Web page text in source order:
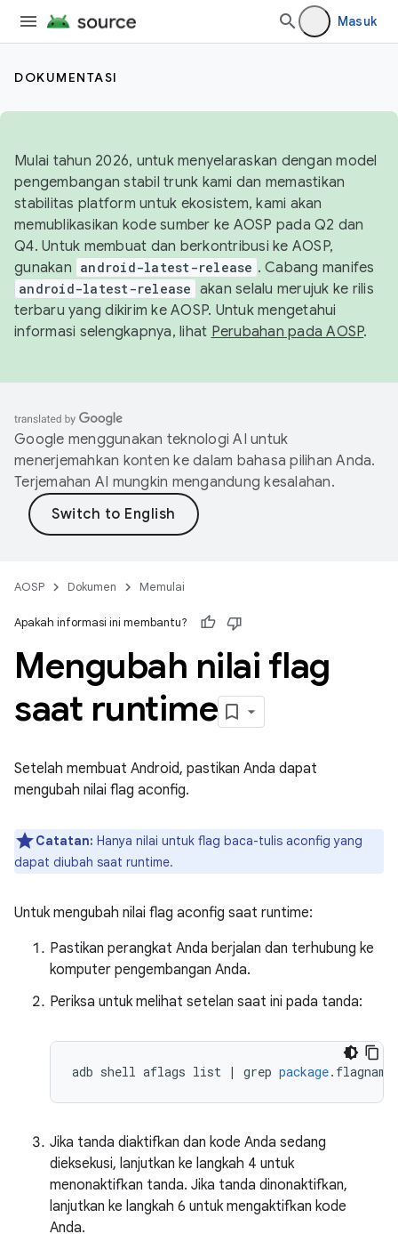
Masuk
DOKUMENTASI
Mulai tahun 2026, untuk menyelaraskan dengan model
pengembangan stabil trunk kami dan memastikan
stabilitas platform untuk ekosistem, kami akan
memublikasikan kode sumber ke AOSP pada Q2 dan
Q4. Untuk membuat dan berkontribusi ke AOSP,
gunakan android-latest-release . Cabang manifes
android-latest-release akan selalu merujuk ke rilis
terbaru yang dikirim ke AOSP. Untuk mengetahui
informasi selengkapnya, lihat Perubahan pada AOSP.
Google menggunakan teknologi AI untuk
menerjemahkan konten ke dalam bahasa pilihan Anda.
Terjemahan AI mungkin mengandung kesalahan.
AOSP Dokumen Memulai
Apakah informasi ini membantu?
Mengubah nilai flag
saat runtime
Setelah membuat Android, pastikan Anda dapat
mengubah nilai flag aconfig.
Catatan: Hanya nilai untuk flag baca-tulis aconfig yang
dapat diubah saat runtime.
Untuk mengubah nilai flag aconfig saat runtime:
Pastikan perangkat Anda berjalan dan terhubung ke
komputer pengembangan Anda.
Periksa untuk melihat setelan saat ini pada tanda:
adb shell aflags list | grep package. flagname
Jika tanda diaktifkan dan kode Anda sedang
dieksekusi, lanjutkan ke langkah 4 untuk
menonaktifkan tanda. Jika tanda dinonaktifkan,
lanjutkan ke langkah 6 untuk mengaktifkan kode
Anda.